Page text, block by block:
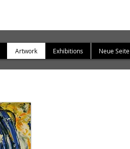
Artwork Exhibitions Neue Seite